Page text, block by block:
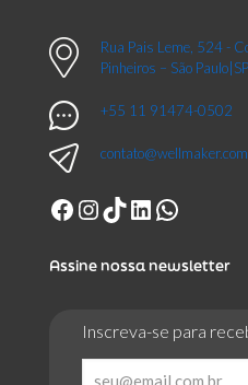
Rua Pais Leme, 524 -
Pinheiros – São Paulo|SP
+55 11 91474-0502
Facebook
Instagram
TikTok
LinkedIn
Assine nossa newsletter
Inscreva-se para